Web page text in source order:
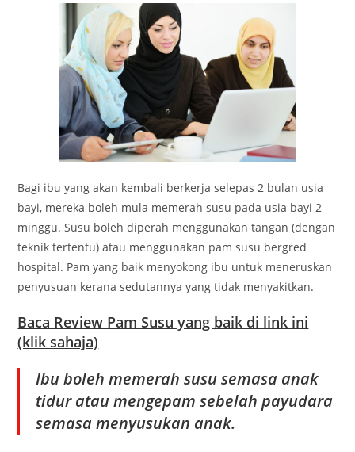
Bagi ibu yang akan kembali berkerja selepas 2 bulan usia
bayi, mereka boleh mula memerah susu pada usia bayi 2
minggu. Susu boleh diperah menggunakan tangan (dengan
teknik tertentu) atau menggunakan pam susu bergred
hospital. Pam yang baik menyokong ibu untuk meneruskan
penyusuan kerana sedutannya yang tidak menyakitkan.
Baca Review Pam Susu yang baik di link ini
(klik sahaja)
Ibu boleh memerah susu semasa anak
tidur atau mengepam sebelah payudara
semasa menyusukan anak.